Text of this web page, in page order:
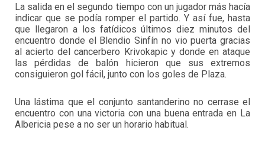
La salida en el segundo tiempo con un jugador más hacía
indicar que se podía romper el partido. Y así fue, hasta
que llegaron a los fatídicos últimos diez minutos del
encuentro donde el Blendio Sinfín no vio puerta gracias
al acierto del cancerbero Krivokapic y donde en ataque
las pérdidas de balón hicieron que sus extremos
consiguieron gol fácil, junto con los goles de Plaza.
Una lástima que el conjunto santanderino no cerrase el
encuentro con una victoria con una buena entrada en La
Albericia pese a no ser un horario habitual.